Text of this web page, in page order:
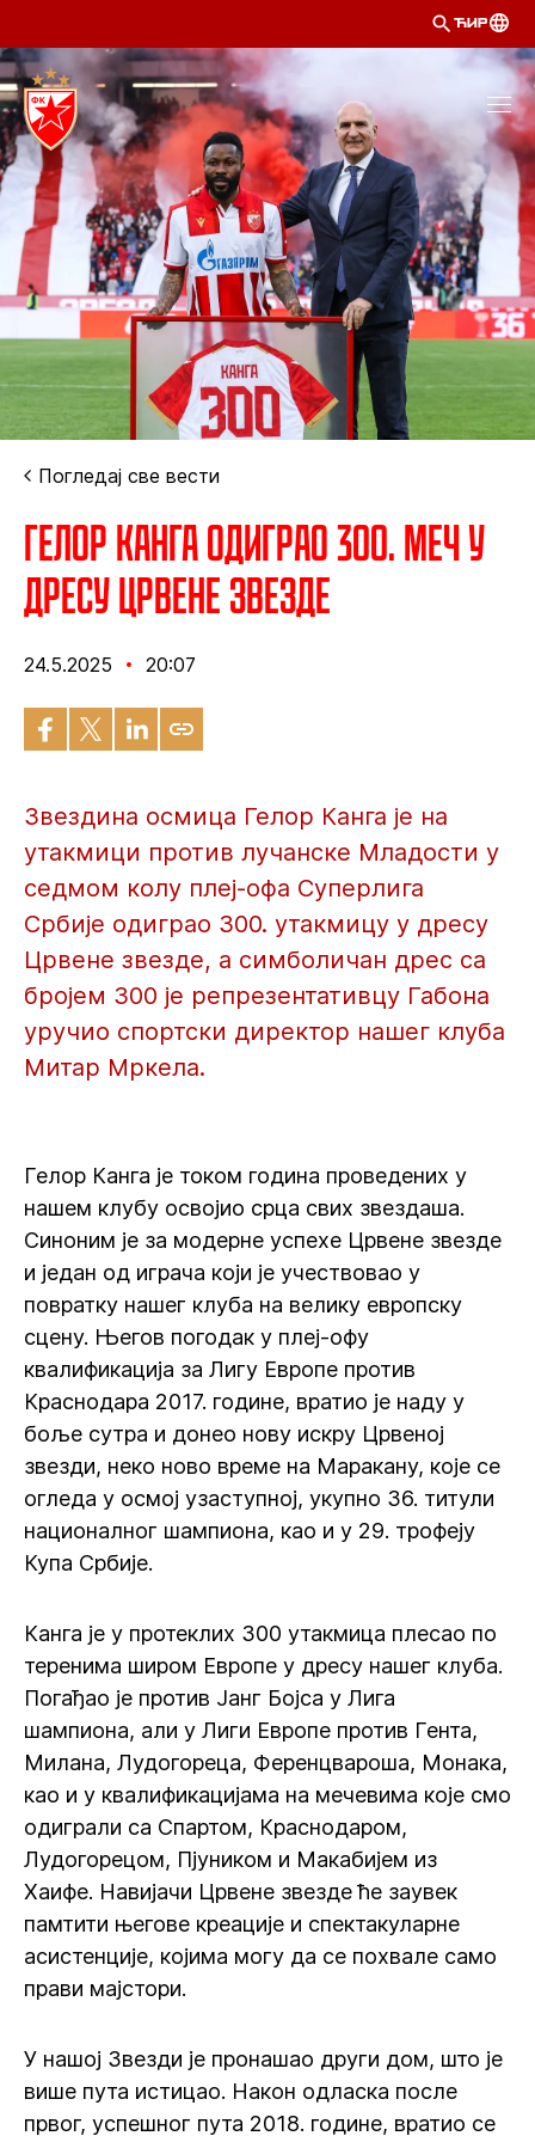
ЋИР
Погледај све вести
Гелор Канга одиграо 300. меч у
дресу Црвене звезде
24.5.2025 20:07
Звездина осмица Гелор Канга је на
утакмици против лучанске Младости у
седмом колу плеј-офа Суперлига
Србије одиграо 300. утакмицу у дресу
Црвене звезде, а симболичан дрес са
бројем 300 је репрезентативцу Габона
уручио спортски директор нашег клуба
Митар Мркела.
Гелор Канга је током година проведених у
нашем клубу освојио срца свих звездаша.
Синоним је за модерне успехе Црвене звезде
и један од играча који је учествовао у
повратку нашег клуба на велику европску
сцену. Његов погодак у плеј-офу
квалификација за Лигу Европе против
Краснодара 2017. године, вратио је наду у
боље сутра и донео нову искру Црвеној
звезди, неко ново време на Маракану, које се
огледа у осмој узаступној, укупно 36. титули
националног шампиона, као и у 29. трофеју
Купа Србије.
Канга је у протеклих 300 утакмица плесао по
теренима широм Европе у дресу нашег клуба.
Погађао је против Јанг Бојса у Лига
шампиона, али у Лиги Европе против Гента,
Милана, Лудогореца, Ференцвароша, Монака,
као и у квалификацијама на мечевима које смо
одиграли са Спартом, Краснодаром,
Лудогорецом, Пјуником и Макабијем из
Хаифе. Навијачи Црвене звезде ће заувек
памтити његове креације и спектакуларне
асистенције, којима могу да се похвале само
прави мајстори.
У нашој Звезди је пронашао други дом, што је
више пута истицао. Након одласка после
првог, успешног пута 2018. године, вратио се